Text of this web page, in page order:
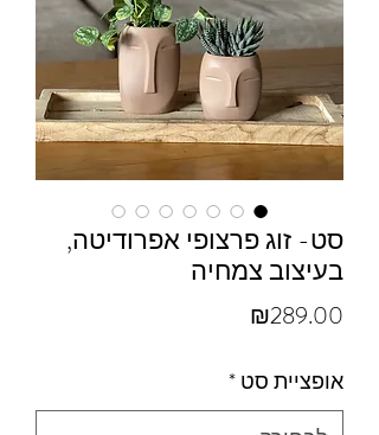
סט- זוג פרצופי אפרודיטה,
בעיצוב צמחיה
₪289.00
אופציית סט*